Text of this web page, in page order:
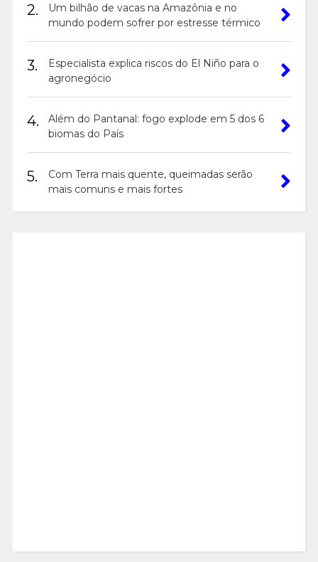
2.
Um bilhão de vacas na Amazônia e no
mundo podem sofrer por estresse térmico
3.
Especialista explica riscos do El Niño para o
agronegócio
4.
Além do Pantanal: fogo explode em 5 dos 6
biomas do País
5.
Com Terra mais quente, queimadas serão
mais comuns e mais fortes